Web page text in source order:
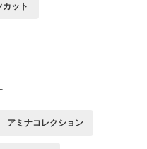
カット
アミナコレクション